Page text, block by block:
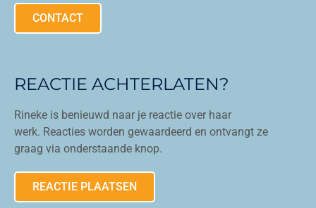
CONTACT
REACTIE ACHTERLATEN?
Rineke is benieuwd naar je reactie over haar
werk. Reacties worden gewaardeerd en ontvangt ze
graag via onderstaande knop.
REACTIE PLAATSEN